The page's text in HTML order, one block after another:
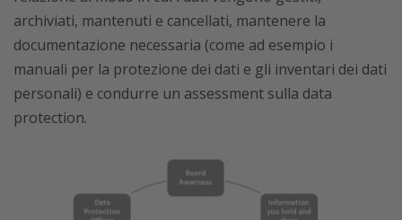
archiviati, mantenuti e cancellati, mantenere la
documentazione necessaria (come ad esempio i
manuali per la protezione dei dati e gli inventari dei dati
personali) e condurre un assessment sulla data
protection.